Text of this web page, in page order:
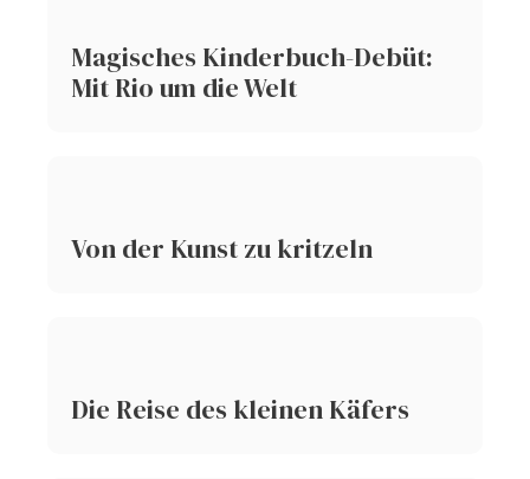
Magisches Kinderbuch-Debüt:
Mit Rio um die Welt
Von der Kunst zu kritzeln
Die Reise des kleinen Käfers